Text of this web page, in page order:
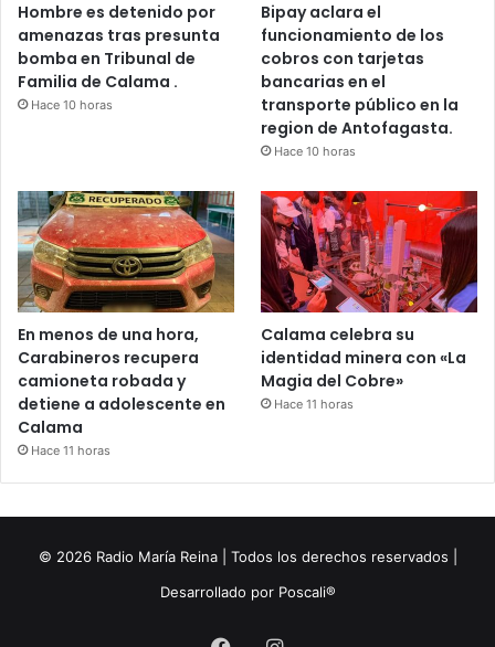
Hombre es detenido por
amenazas tras presunta
bomba en Tribunal de
Familia de Calama .
Hace 10 horas
Bipay aclara el
funcionamiento de los
cobros con tarjetas
bancarias en el
transporte público en la
region de Antofagasta.
Hace 10 horas
En menos de una hora,
Carabineros recupera
camioneta robada y
detiene a adolescente en
Calama
Hace 11 horas
Calama celebra su
identidad minera con «La
Magia del Cobre»
Hace 11 horas
© 2026 Radio María Reina | Todos los derechos reservados |
Desarrollado por Poscali®